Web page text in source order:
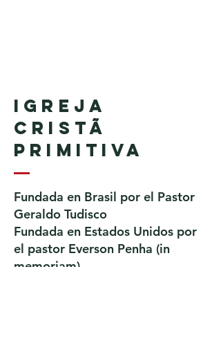
Igreja
Cristã
Primitiva
Fundada en Brasil por el Pastor
Geraldo Tudisco
Fundada en Estados Unidos por
el pastor Everson Penha ​(in
memoriam)